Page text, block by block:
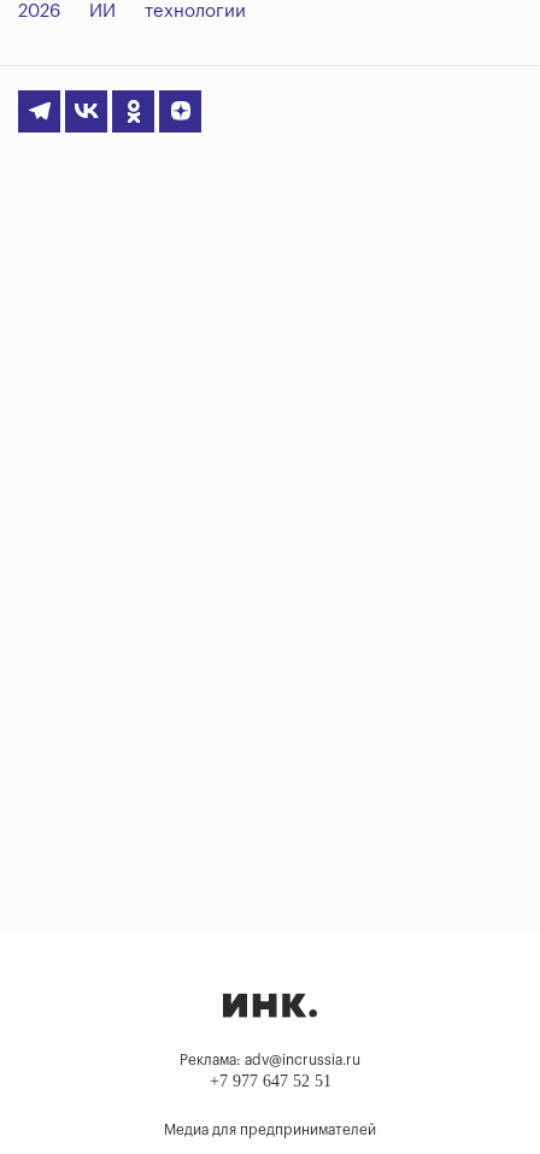
2026 ИИ технологии
Реклама: adv@incrussia.ru
+7 977 647 52 51
Медиа для предпринимателей